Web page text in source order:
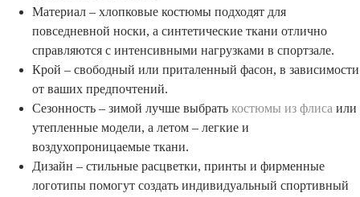
Материал – хлопковые костюмы подходят для
повседневной носки, а синтетические ткани отлично
справляются с интенсивными нагрузками в спортзале.
Крой – свободный или приталенный фасон, в зависимости
от ваших предпочтений.
Сезонность – зимой лучше выбрать костюмы из флиса или
утепленные модели, а летом – легкие и
воздухопроницаемые ткани.
Дизайн – стильные расцветки, принты и фирменные
логотипы помогут создать индивидуальный спортивный